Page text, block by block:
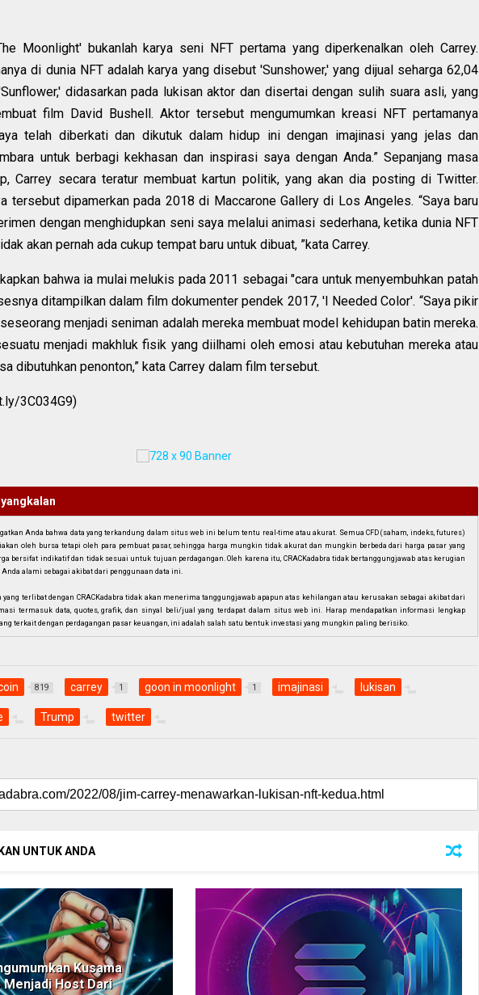
Moonlight' bukanlah karya seni NFT pertama yang diperkenalkan oleh Carrey.
di dunia NFT adalah karya yang disebut 'Sunshower,' yang dijual seharga 62,04
didasarkan pada lukisan aktor dan disertai dengan sulih suara asli, yang
film David Bushell. Aktor tersebut mengumumkan kreasi NFT pertamanya
telah diberkati dan dikutuk dalam hidup ini dengan imajinasi yang jelas dan
untuk berbagi kekhasan dan inspirasi saya dengan Anda.” Sepanjang masa
Carrey secara teratur membuat kartun politik, yang akan dia posting di Twitter.
tersebut dipamerkan pada 2018 di Maccarone Gallery di Los Angeles. “Saya baru
dengan menghidupkan seni saya melalui animasi sederhana, ketika dunia NFT
akan pernah ada cukup tempat baru untuk dibuat, ”kata Carrey.
bahwa ia mulai melukis pada 2011 sebagai "cara untuk menyembuhkan patah
ditampilkan dalam film dokumenter pendek 2017, 'I Needed Color'. “Saya pikir
menjadi seniman adalah mereka membuat model kehidupan batin mereka.
menjadi makhluk fisik yang diilhami oleh emosi atau kebutuhan mereka atau
dibutuhkan penonton,” kata Carrey dalam film tersebut.
3C034G9)
Anda bahwa data yang terkandung dalam situs web ini belum tentu real-time atau akurat. Semua CFD (saham, indeks, futures)
oleh bursa tetapi oleh para pembuat pasar, sehingga harga mungkin tidak akurat dan mungkin berbeda dari harga pasar yang
bersifat indikatif dan tidak sesuai untuk tujuan perdagangan. Oleh karena itu, CRACKadabra tidak bertanggungjawab atas kerugian
alami sebagai akibat dari penggunaan data ini.
yang terlibat dengan CRACKadabra tidak akan menerima tanggungjawab apapun atas kehilangan atau kerusakan sebagai akibat dari
termasuk data, quotes, grafik, dan sinyal beli/jual yang terdapat dalam situs web ini. Harap mendapatkan informasi lengkap
terkait dengan perdagangan pasar keuangan, ini adalah salah satu bentuk investasi yang mungkin paling berisiko.
819 carrey 1 goon in moonlight 1 imajinasi lukisan
Trump twitter
UNTUK ANDA
Kusama
Menjadi Host Dari